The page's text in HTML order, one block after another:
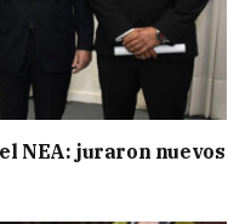
NEA: juraron nuevos